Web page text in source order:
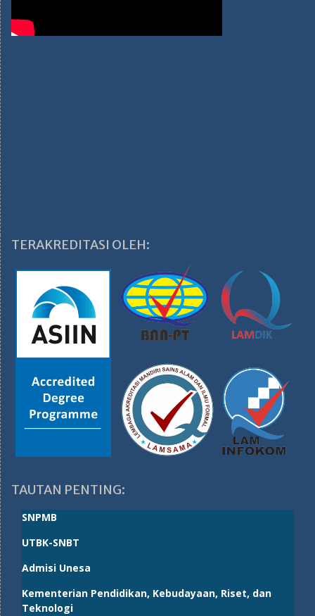
TERAKREDITASI OLEH:
TAUTAN PENTING:
SNPMB
UTBK-SNBT
Admisi Unesa
Kementerian Pendidikan, Kebudayaan, Riset, dan
Teknologi